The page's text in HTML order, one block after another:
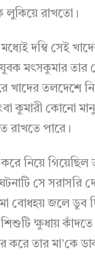
লুকিয়ে রাখতো।
দম্বি সেই
যুবক মৎসকুমার তার
খাদের
কুমারী কোনো
রাখতে পারে।
করে নিয়ে
সে সরাসরি
বোধহয় জলে ডুব
ক্ষুধায়
করে তার মা’কে